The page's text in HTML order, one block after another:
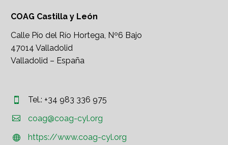
COAG Castilla y León
Calle Pío del Río Hortega, Nº6 Bajo
47014 Valladolid
Valladolid – España

 Tel.: +34 983 336 975

 coag@coag-cyl.org

 https://www.coag-cyl.org